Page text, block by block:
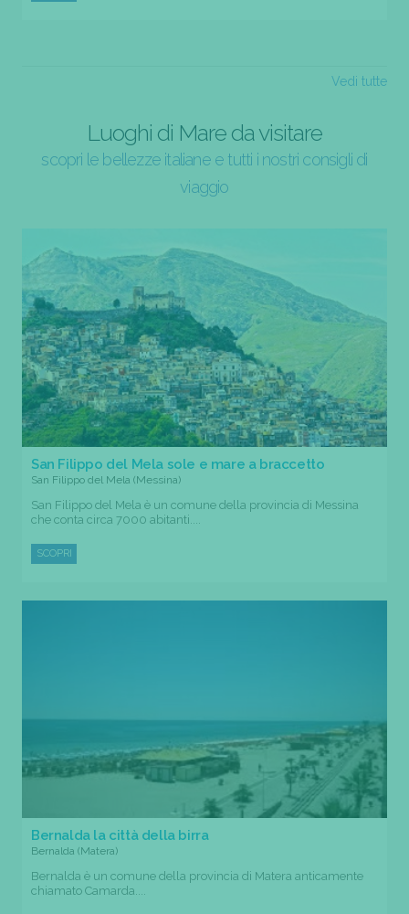
Vedi tutte
Luoghi di Mare da visitare
scopri le bellezze italiane e tutti i nostri consigli di
viaggio
San Filippo del Mela sole e mare a braccetto
San Filippo del Mela (Messina)
San Filippo del Mela è un comune della provincia di Messina
che conta circa 7000 abitanti....
SCOPRI
Bernalda la città della birra
Bernalda (Matera)
Bernalda è un comune della provincia di Matera anticamente
chiamato Camarda....